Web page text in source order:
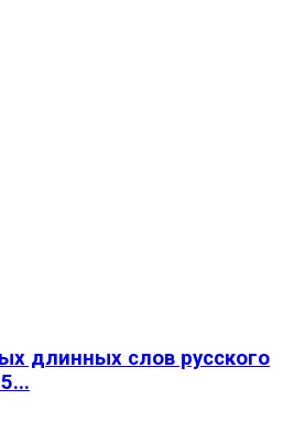
длинных слов русского